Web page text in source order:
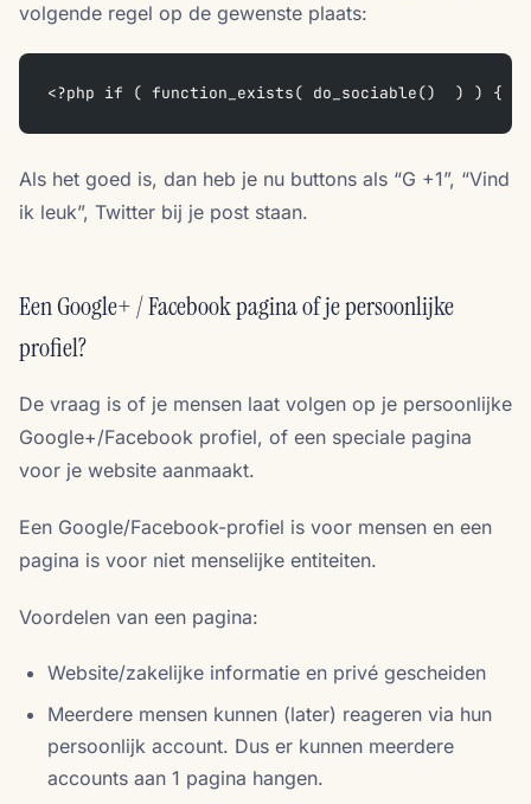
volgende regel op de gewenste plaats:
<?php if ( function_exists( do_sociable()  ) ) {
Als het goed is, dan heb je nu buttons als “G +1”, “Vind
ik leuk”, Twitter bij je post staan.
Een Google+ / Facebook pagina of je persoonlijke
profiel?
De vraag is of je mensen laat volgen op je persoonlijke
Google+/Facebook profiel, of een speciale pagina
voor je website aanmaakt.
Een Google/Facebook-profiel is voor mensen en een
pagina is voor niet menselijke entiteiten.
Voordelen van een pagina:
Website/zakelijke informatie en privé gescheiden
Meerdere mensen kunnen (later) reageren via hun
persoonlijk account. Dus er kunnen meerdere
accounts aan 1 pagina hangen.